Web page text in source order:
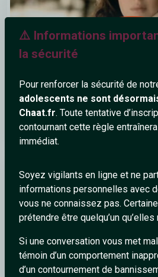
⚠️ Informations
la sécurité
Pour renforcer la sécurité de
adolescents ne sont
Chaat.fr. Toute tentative
contournant cette règle
immédiat.
Soyez vigilants en ligne et ne
informations personnelles avec
vous ne connaissez pas.
prétendre être quelqu’un
Si une conversation vous met
témoin d’un comportement
d’un contournement de
Tina Arena - Aimer jusqu'à